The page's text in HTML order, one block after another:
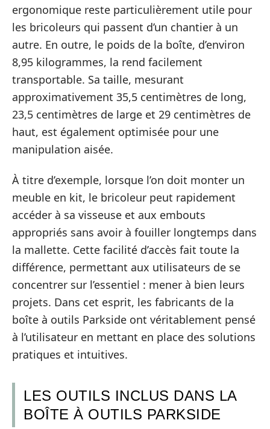
ergonomique reste particulièrement utile pour
les bricoleurs qui passent d’un chantier à un
autre. En outre, le poids de la boîte, d’environ
8,95 kilogrammes, la rend facilement
transportable. Sa taille, mesurant
approximativement 35,5 centimètres de long,
23,5 centimètres de large et 29 centimètres de
haut, est également optimisée pour une
manipulation aisée.
À titre d’exemple, lorsque l’on doit monter un
meuble en kit, le bricoleur peut rapidement
accéder à sa visseuse et aux embouts
appropriés sans avoir à fouiller longtemps dans
la mallette. Cette facilité d’accès fait toute la
différence, permettant aux utilisateurs de se
concentrer sur l’essentiel : mener à bien leurs
projets. Dans cet esprit, les fabricants de la
boîte à outils Parkside ont véritablement pensé
à l’utilisateur en mettant en place des solutions
pratiques et intuitives.
LES OUTILS INCLUS DANS LA
BOÎTE À OUTILS PARKSIDE